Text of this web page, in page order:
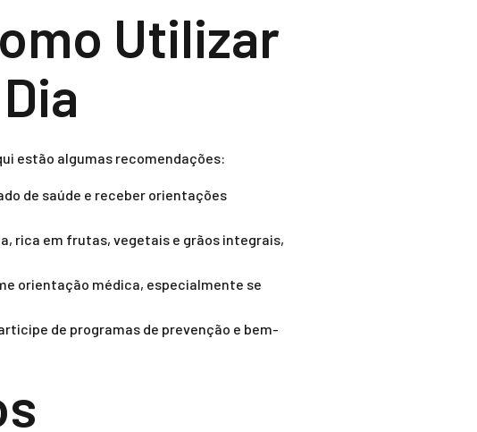
Utilizar
estão algumas recomendações:
de saúde e receber orientações
rica em frutas, vegetais e grãos integrais,
orientação médica, especialmente se
de programas de prevenção e bem-